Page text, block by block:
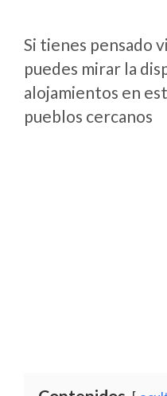
Si tienes pensado
puedes mirar la
alojamientos en
pueblos cercanos